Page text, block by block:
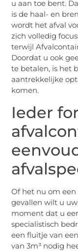
u aan toe bent.
is de haal- en
wordt het afval
zich volledig
terwijl
Doordat u ook
te betalen, is het
aantrekkelijke
komen.
Ieder
Of het nu om
gevallen wilt u
moment dat u
specialistisch
een fluitje van
van 3m³ nodig